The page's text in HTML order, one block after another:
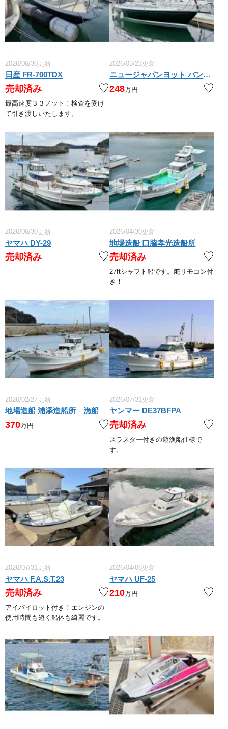
2026/06/30更新
日産 FR-700TDX
売却済み
最高速度３３ノット！検査を受け
て引き渡しいたします。
2026/03/23更新
ニュージャパンヨット バンドフェット
248万円
2026/06/30更新
ヤマハ DY-29
売却済み
2026/04/30更新
地場造船 口脇孝光造船所
売却済み
27ftシャフト船です。舵リモコン付
き！
2026/02/27更新
地場造船 浦添造船所 漁船
370万円
2026/07/31更新
ヤンマー DE37BFPA
売却済み
スラスター付きの遊漁船仕様で
す。
2026/07/31更新
ヤマハ F.A.S.T.23
売却済み
アイパイロット付き！エンジンの
使用時間も短く船体も綺麗です。
2026/04/06更新
ヤマハ UF-25
210万円